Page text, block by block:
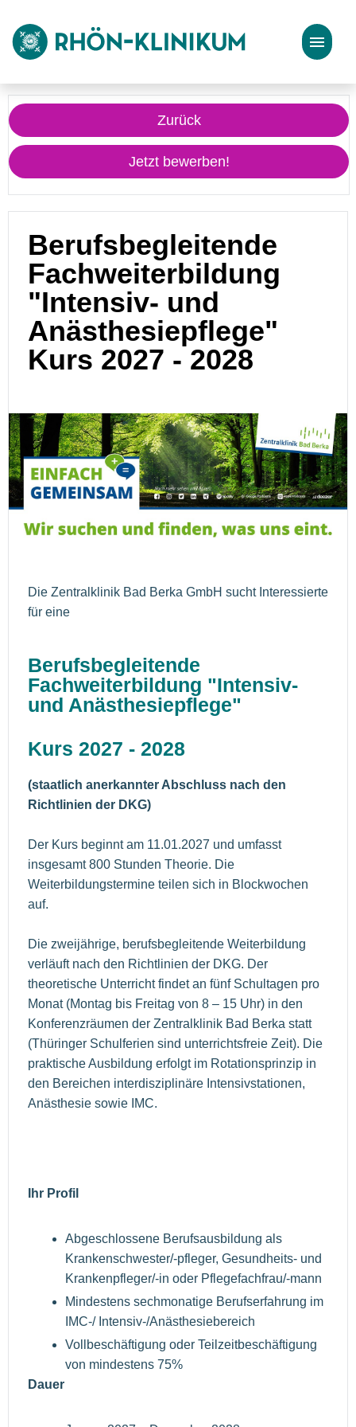
Stellenangebote
Bewerbungstipps
Zurück
Jetzt bewerben!
Berufsbegleitende
Fachweiterbildung
"Intensiv- und
Anästhesiepflege"
Kurs 2027 - 2028
Die Zentralklinik Bad Berka GmbH sucht Interessierte
für eine
Berufsbegleitende
Fachweiterbildung "Intensiv-
und Anästhesiepflege"
Kurs 2027 - 2028
(staatlich anerkannter Abschluss nach den
Richtlinien der DKG)
Der Kurs beginnt am 11.01.2027 und umfasst
insgesamt 800 Stunden Theorie. Die
Weiterbildungstermine teilen sich in Blockwochen
auf.
Die zweijährige, berufsbegleitende Weiterbildung
verläuft nach den Richtlinien der DKG. Der
theoretische Unterricht findet an fünf Schultagen pro
Monat (Montag bis Freitag von 8 – 15 Uhr) in den
Konferenzräumen der Zentralklinik Bad Berka statt
(Thüringer Schulferien sind unterrichtsfreie Zeit). Die
praktische Ausbildung erfolgt im Rotationsprinzip in
den Bereichen interdisziplinäre Intensivstationen,
Anästhesie sowie IMC.
Ihr Profil
Abgeschlossene Berufsausbildung als
Krankenschwester/-pfleger, Gesundheits- und
Krankenpfleger/-in oder Pflegefachfrau/-mann
Mindestens sechmonatige Berufserfahrung im
IMC-/ Intensiv-/Anästhesiebereich
Vollbeschäftigung oder Teilzeitbeschäftigung
von mindestens 75%
Dauer